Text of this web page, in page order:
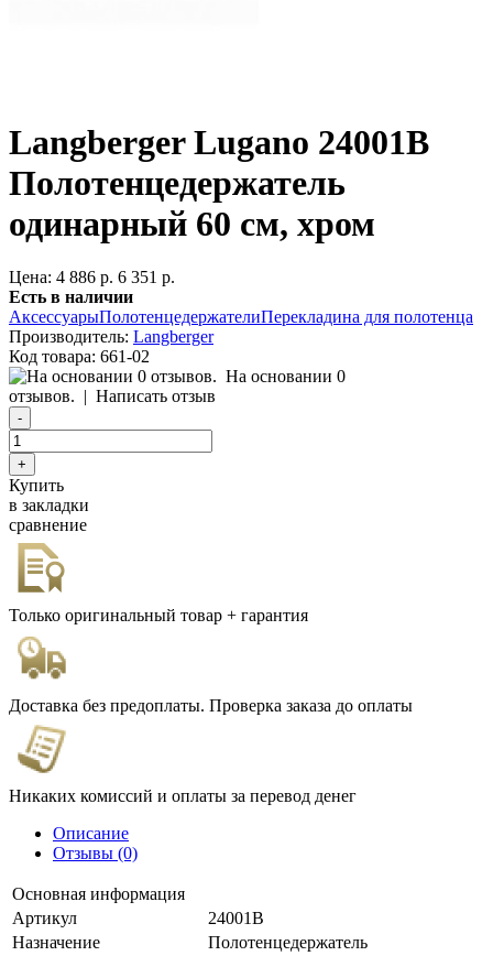
Langberger Lugano 24001B
Полотенцедержатель
одинарный 60 см, хром
Цена: 4 886 р. 6 351 р.
Есть в наличии
АксессуарыПолотенцедержателиПерекладина для полотенца
Производитель: Langberger
Код товара: 661-02
На основании 0
отзывов. | Написать отзыв
Купить
в закладки
сравнение
Только оригинальный товар + гарантия
Доставка без предоплаты. Проверка заказа до оплаты
Никаких комиссий и оплаты за перевод денег
Описание
Отзывы (0)
Основная информация
Артикул
24001B
Назначение
Полотенцедержатель